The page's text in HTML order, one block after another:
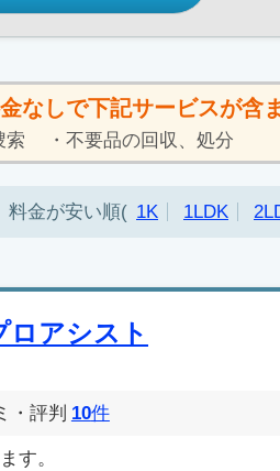
なしで下記サービスが含
索 不要品の回収、処分
料金が安い順 1K 1LDK
ロアシスト
・評判 10件
す。